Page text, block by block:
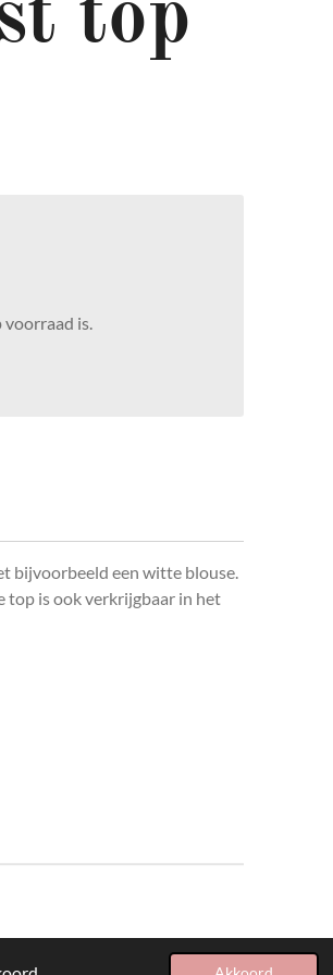
top
is.
bijvoorbeeld een witte blouse.
top is ook verkrijgbaar in het